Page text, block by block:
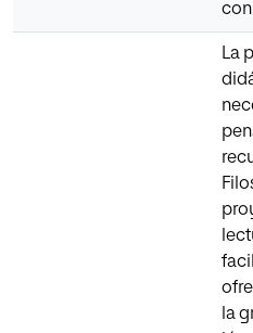
La
la